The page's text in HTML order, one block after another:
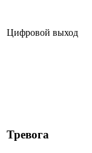
Цифровой выход
Тревога